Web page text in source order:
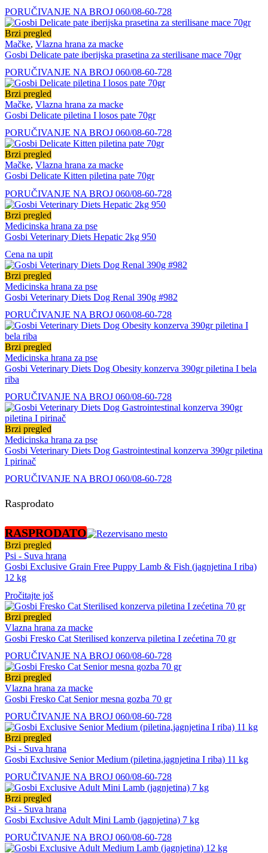
PORUČIVANJE NA BROJ 060/08-60-728
Brzi pregled
Mačke, Vlazna hrana za macke
Gosbi Delicate pate iberijska prasetina za sterilisane mace 70gr
PORUČIVANJE NA BROJ 060/08-60-728
Brzi pregled
Mačke, Vlazna hrana za macke
Gosbi Delicate piletina I losos pate 70gr
PORUČIVANJE NA BROJ 060/08-60-728
Brzi pregled
Mačke, Vlazna hrana za macke
Gosbi Delicate Kitten piletina pate 70gr
PORUČIVANJE NA BROJ 060/08-60-728
Brzi pregled
Medicinska hrana za pse
Gosbi Veterinary Diets Hepatic 2kg 950
Cena na upit
Brzi pregled
Medicinska hrana za pse
Gosbi Veterinary Diets Dog Renal 390g #982
PORUČIVANJE NA BROJ 060/08-60-728
Brzi pregled
Medicinska hrana za pse
Gosbi Veterinary Diets Dog Obesity konzerva 390gr piletina I bela
riba
PORUČIVANJE NA BROJ 060/08-60-728
Brzi pregled
Medicinska hrana za pse
Gosbi Veterinary Diets Dog Gastrointestinal konzerva 390gr piletina
I pirinač
PORUČIVANJE NA BROJ 060/08-60-728
Rasprodato
RASPRODATO
Brzi pregled
Psi - Suva hrana
Gosbi Exclusive Grain Free Puppy Lamb & Fish (jagnjetina I riba)
12 kg
Pročitajte još
Brzi pregled
Vlazna hrana za macke
Gosbi Fresko Cat Sterilised konzerva piletina I zećetina 70 gr
PORUČIVANJE NA BROJ 060/08-60-728
Brzi pregled
Vlazna hrana za macke
Gosbi Fresko Cat Senior mesna gozba 70 gr
PORUČIVANJE NA BROJ 060/08-60-728
Brzi pregled
Psi - Suva hrana
Gosbi Exclusive Senior Medium (piletina,jagnjetina I riba) 11 kg
PORUČIVANJE NA BROJ 060/08-60-728
Brzi pregled
Psi - Suva hrana
Gosbi Exclusive Adult Mini Lamb (jagnjetina) 7 kg
PORUČIVANJE NA BROJ 060/08-60-728